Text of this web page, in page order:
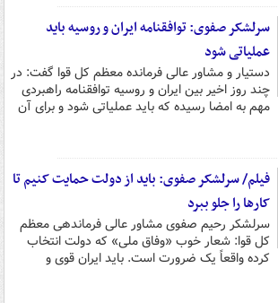
سرلشکر صفوی: توافقنامه ایران و روسیه باید
عملیاتی شود
دستیار و مشاور عالی فرمانده معظم کل قوا گفت: در
چند روز اخیر بین ایران و روسیه توافقنامه راهبردی
مهم به امضا رسیده که باید عملیاتی شود و برای آن
فیلم/ سرلشکر صفوی: باید از دولت حمایت کنیم تا
کارها را جلو ببرد
سرلشکر رحیم صفوی مشاور عالی فرماندهی معظم
کل قوا: شعار خوب «وفاق ملی» که دولت انتخاب
کرده واقعاً یک ضرورت است. باید ایران قوی و